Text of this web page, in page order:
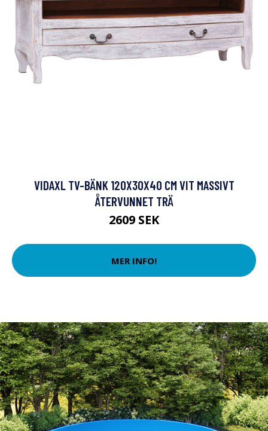
VIDAXL TV-BÄNK 120X30X40 CM VIT MASSIVT
ÅTERVUNNET TRÄ
2609 SEK
MER INFO!